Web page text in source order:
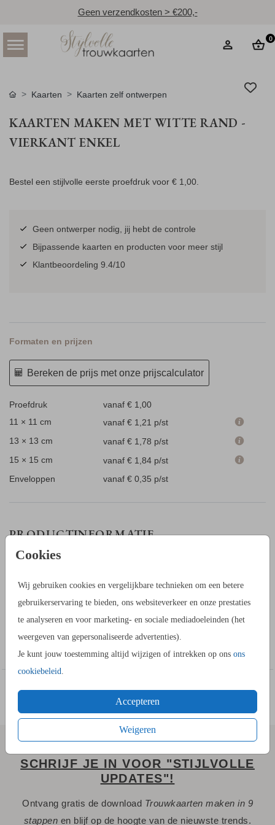
Geen verzendkosten > €200,-
0
Cookies
Wij gebruiken cookies en vergelijkbare technieken om een betere
gebruikerservaring te bieden, ons websiteverkeer en onze prestaties
te analyseren en voor marketing- en sociale mediadoeleinden (het
weergeven van gepersonaliseerde advertenties).
Je kunt jouw toestemming altijd wijzigen of intrekken op ons ons
cookiebeleid
Accepteren
Weigeren
Kaarten Kaarten zelf ontwerpen
KAARTEN MAKEN MET WITTE RAND -
VIERKANT ENKEL
Bestel een stijlvolle eerste proefdruk voor € 1,00.
Geen ontwerper nodig, jij hebt de controle
Bijpassende kaarten en producten voor meer stijl
Klantbeoordeling 9.4/10
Formaten en prijzen
Bereken de prijs met onze prijscalculator
Proefdruk
vanaf € 1,00
11 × 11 cm
vanaf € 1,21 p/st
13 × 13 cm
vanaf € 1,78 p/st
15 × 15 cm
vanaf € 1,84 p/st
Enveloppen
vanaf € 0,35 p/st
PRODUCTINFORMATIE
Je maakt zelf een unieke kaart met witte rand met dit formaat:
enkel vierkant. Je kunt er ook een extra kaartje voor bij de
trouwkaart van maken. Of een Save the Date kaart. Dit mag je
zelf bepalen. Je kunt in de kaartopmaker zelf tekstvakken,
folie en foto's toevoegen en gebruik maken van onze
uitgebreide beeldbank.
elk beeldscherm en gekozen
papiersoort geeft een andere resultaat van de
achtergrondkleur. Bestel daarom een proefdruk om het
resultaat thuis te bekijken.
- Maak in de kaartopmaker een mooi ontwerp met deze kaart.
- Je kunt de achtergrondkleur aanpassen naar de kleur die
Toon meer
SCHRIJF JE IN VOOR "STIJLVOLLE
UPDATES"!
Ontvang gratis de download Trouwkaarten maken in 9
stappen en blijf op de hoogte van de nieuwste trends.